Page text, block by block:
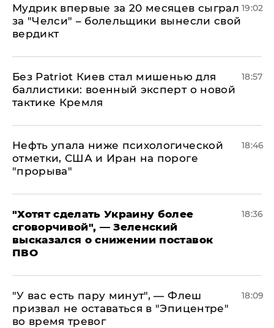
Мудрик впервые за 20 месяцев сыграл
за "Челси" – болельщики вынесли свой
вердикт
19:02
​Без Patriot Киев стал мишенью для
баллистики: военный эксперт о новой
тактике Кремля
18:57
Нефть упала ниже психологической
отметки, США и Иран на пороге
"прорыва"
18:46
​"Хотят сделать Украину более
сговорчивой", — Зеленский
высказался о снижении поставок
ПВО
18:36
​"У вас есть пару минут", — Флеш
призвал не оставаться в "Эпицентре"
во время тревог
18:09